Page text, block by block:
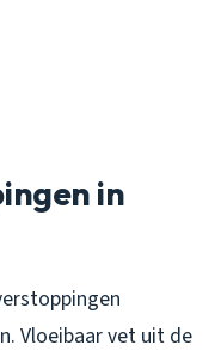
in
Vloeibaar vet uit de